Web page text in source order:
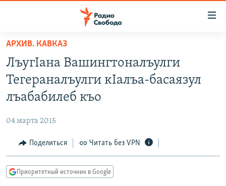
упрощенного
доступа
Вернуться
основному
Вернутся
Вернутся
ПОДКАСТЫ
АВТОРСКИЕ ПРОЕКТЫ
МНЕНИЯ
КУЛЬТУРА
КАВКАЗ.РЕАЛИИ
АРХИВ. КАВКАЗ
ЛъугIана Вашингтоналъулги
Тегераналъулги кIалъа-басаязул
лъабабилеб къо
04 марта 2015
Поделиться Читать без VPN
Приоритетный источник в Google